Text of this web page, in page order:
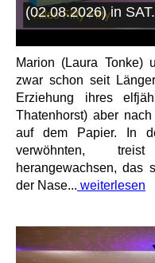
(02.08.2026) in
Marion (Laura Tonke)
zwar schon seit
Erziehung ihres
Thatenhorst) aber
auf dem Papier. In
verwöhnten,
herangewachsen, das
der Nase... weiterlesen